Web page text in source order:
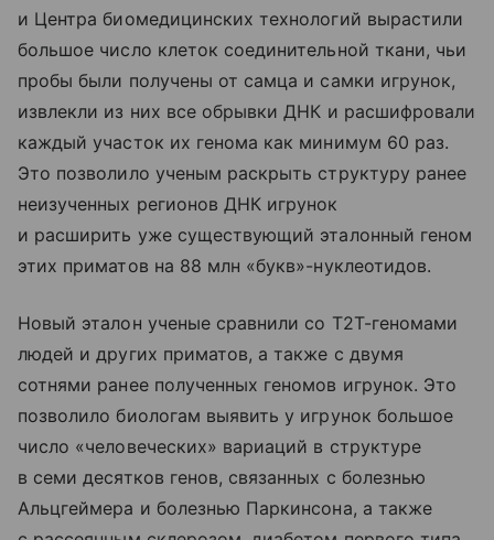
и Центра биомедицинских технологий вырастили
большое число клеток соединительной ткани, чьи
пробы были получены от самца и самки игрунок,
извлекли из них все обрывки ДНК и расшифровали
каждый участок их генома как минимум 60 раз.
Это позволило ученым раскрыть структуру ранее
неизученных регионов ДНК игрунок
и расширить уже существующий эталонный геном
этих приматов на 88 млн «букв»-нуклеотидов.
Новый эталон ученые сравнили со T2T-геномами
людей и других приматов, а также с двумя
сотнями ранее полученных геномов игрунок. Это
позволило биологам выявить у игрунок большое
число «человеческих» вариаций в структуре
в семи десятков генов, связанных с болезнью
Альцгеймера и болезнью Паркинсона, а также